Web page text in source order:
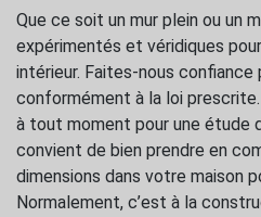
Que ce soit un mur plein ou un
expérimentés et véridiques
intérieur. Faites-nous confiance
conformément à la loi
à tout moment pour une étude
convient de bien prendre en
dimensions dans votre maison
Normalement, c’est à la